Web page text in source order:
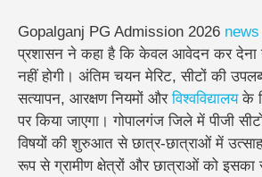
Gopalganj PG Admission 2026 news
प्रशासन ने कहा है कि केवल आवेदन कर देना
नहीं होगी। अंतिम चयन मेरिट, सीटों की
सत्यापन, आरक्षण नियमों औरविश्वविद्यालयके
पर किया जाएगा। गोपालगंज जिले में पीजी
विषयों की शुरुआत से छात्र-छात्राओं में
रूप से ग्रामीण क्षेत्रों और छात्राओं को इसका